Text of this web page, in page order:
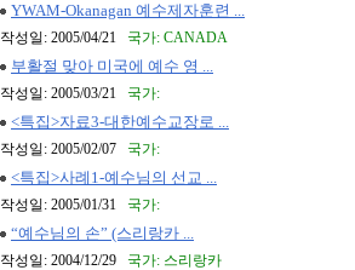
YWAM-Okanagan 예수제자훈련 ...
작성일: 2005/04/21 국가: CANADA
부활절 맞아 미국에 예수 영 ...
작성일: 2005/03/21 국가:
<특집>자료3-대한예수교장로 ...
작성일: 2005/02/07 국가:
<특집>사례1-예수님의 선교 ...
작성일: 2005/01/31 국가:
“예수님의 손” (스리랑카 ...
작성일: 2004/12/29 국가: 스리랑카